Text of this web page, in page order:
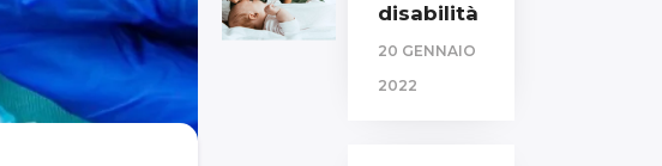
disabilità
20 GENNAIO
2022